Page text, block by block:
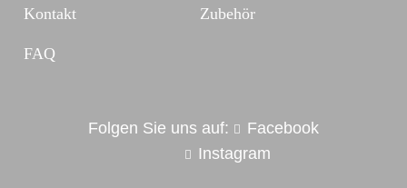
Kontakt
FAQ
Zubehör
Folgen Sie uns auf:
Facebook
Instagram